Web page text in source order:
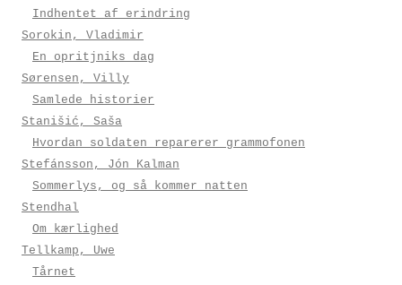
Indhentet af erindring
Sorokin, Vladimir
En opritjniks dag
Sørensen, Villy
Samlede historier
Stanišić, Saša
Hvordan soldaten reparerer grammofonen
Stefánsson, Jón Kalman
Sommerlys, og så kommer natten
Stendhal
Om kærlighed
Tellkamp, Uwe
Tårnet